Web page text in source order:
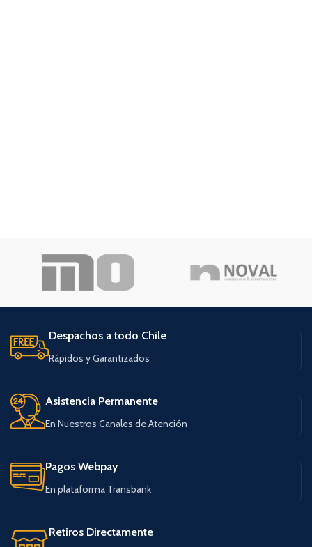
Despachos a todo Chile
Rápidos y Garantizados
Asistencia Permanente
En Nuestros Canales de Atención
Pagos Webpay
En plataforma Transbank
Retiros Directamente